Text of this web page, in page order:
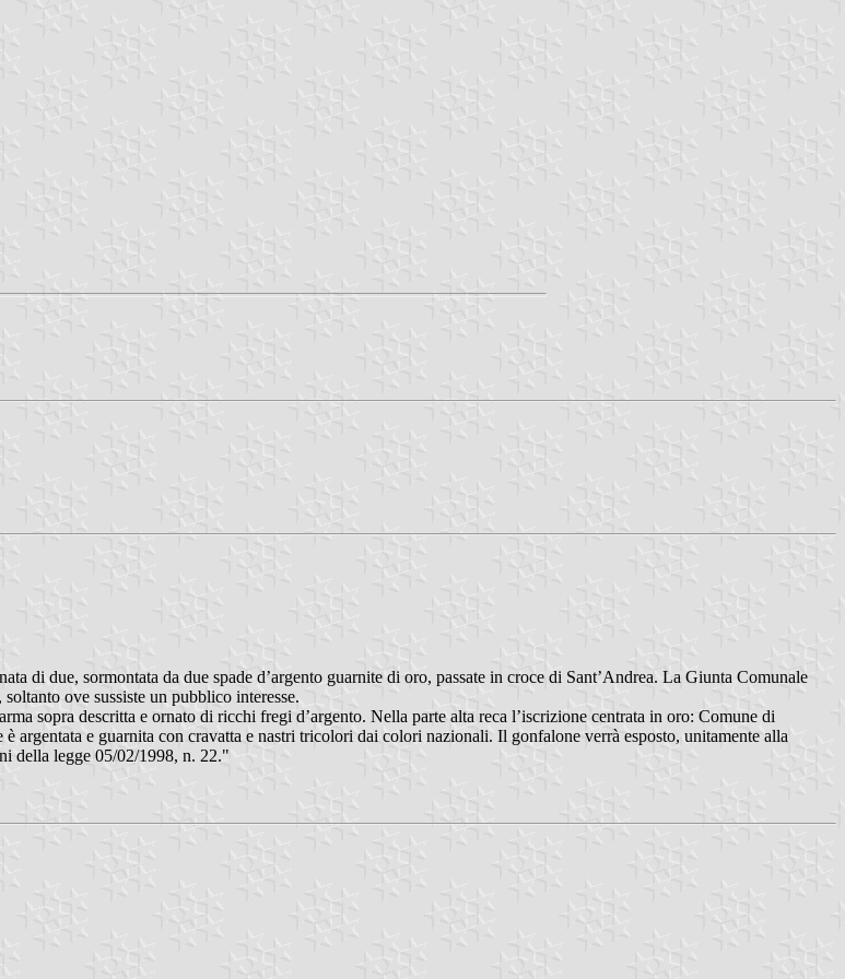
di due, sormontata da due spade d’argento guarnite di oro, passate in croce di Sant’Andrea. La Giunta Comunale
ove sussiste un pubblico interesse.
sopra descritta e ornato di ricchi fregi d’argento. Nella parte alta reca l’iscrizione centrata in oro: Comune di
argentata e guarnita con cravatta e nastri tricolori dai colori nazionali. Il gonfalone verrà esposto, unitamente alla
della legge 05/02/1998, n. 22."